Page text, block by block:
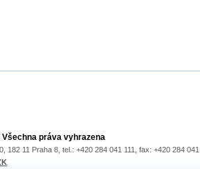
práva vyhrazena
182 11 Praha 8, tel.: +420 284 041 111, fax: +420 284